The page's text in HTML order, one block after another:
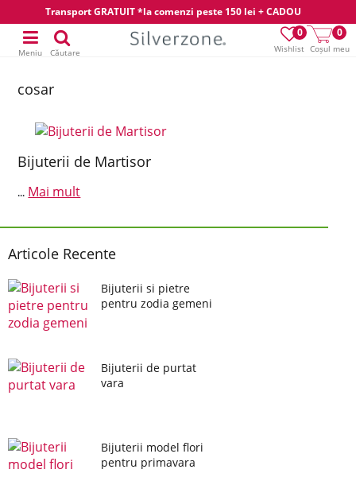
Transport GRATUIT *la comenzi peste 150 lei + CADOU
Wishlist
0
Coșul meu
0
Meniu Căutare
cosar
Bijuterii de Martisor
... Mai mult
Articole Recente
Bijuterii si pietre
pentru zodia gemeni
Bijuterii de purtat
vara
Bijuterii model flori
pentru primavara